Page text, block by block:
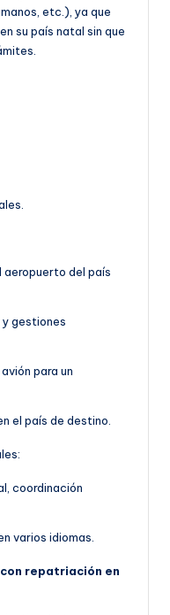
etc.), ya que
su país natal sin que
aeropuerto del país
gestiones
para un
el país de destino.
coordinación
varios idiomas.
repatriación en